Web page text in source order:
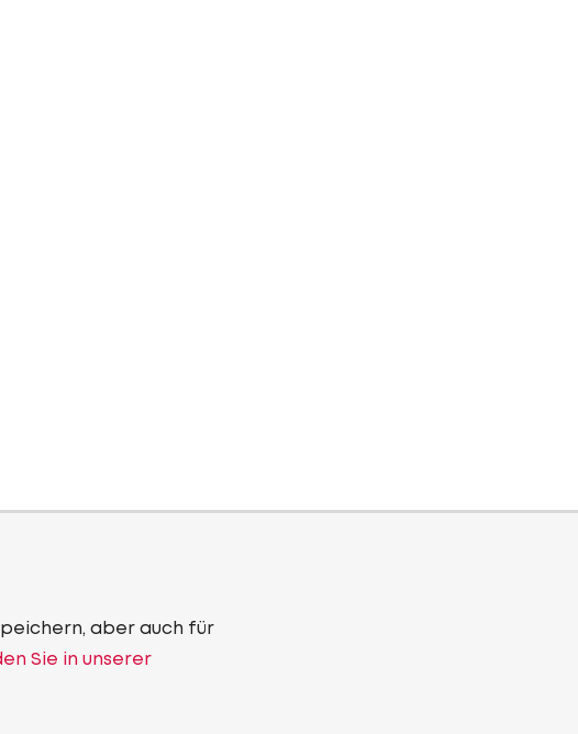
aber auch für
Sie in unserer